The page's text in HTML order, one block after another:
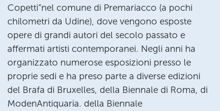
Copetti”nel comune di Premariacco (a pochi
chilometri da Udine), dove vengono esposte
opere di grandi autori del secolo passato e
affermati artisti contemporanei. Negli anni ha
organizzato numerose esposizioni presso le
proprie sedi e ha preso parte a diverse edizioni
del Brafa di Bruxelles, della Biennale di Roma, di
ModenAntiquaria. della Biennale